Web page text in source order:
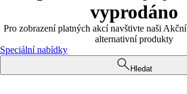
vyprodáno
Pro zobrazení platných akcí navštivte naši
alternativní produkty
Speciální nabídky
Hledat